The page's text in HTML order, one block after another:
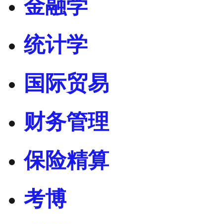
金融学
统计学
国际贸易
财务管理
保险精算
考博